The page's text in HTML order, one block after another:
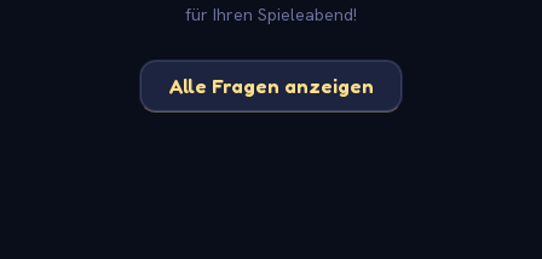
für Ihren Spieleabend!
Alle Fragen anzeigen